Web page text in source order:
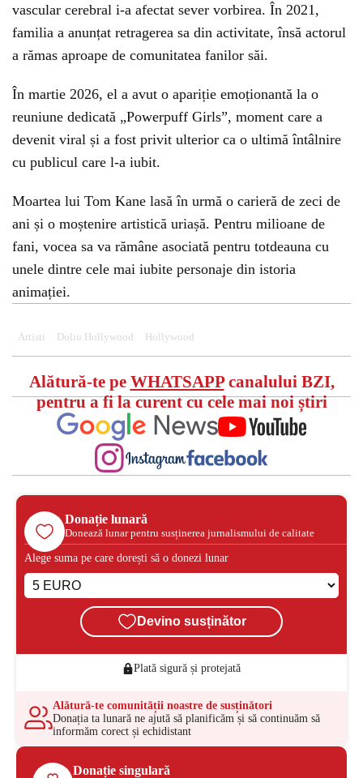
vascular cerebral i-a afectat sever vorbirea. În 2021,
familia a anunțat retragerea sa din activitate, însă actorul
a rămas aproape de comunitatea fanilor săi.
În martie 2026, el a avut o apariție emoționantă la o
reuniune dedicată „Powerpuff Girls”, moment care a
devenit viral și a fost privit ulterior ca o ultimă întâlnire
cu publicul care l-a iubit.
Moartea lui Tom Kane lasă în urmă o carieră de zeci de
ani și o moștenire artistică uriașă. Pentru milioane de
fani, vocea sa va rămâne asociată pentru totdeauna cu
unele dintre cele mai iubite personaje din istoria
animației.
Artisti Doliu Hollywood Hollywood
Alătură-te pe WHATSAPPcanalului BZI,
pentru a fi la curent cu cele mai noi știri
Donație lunară
Donează lunar pentru susținerea jurnalismului de calitate
Alege suma pe care dorești să o donezi lunar
Devino susținător
Plată sigură și protejată
Alătură-te comunității noastre de susținători
Donația ta lunară ne ajută să planificăm și să continuăm să
informăm corect și echidistant
Donație singulară